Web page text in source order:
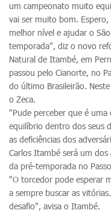
um campeonato muito
vai ser muito bom.
melhor nível e ajudar o
temporada", diz o novo
Natural de Itambé, em
passou pelo Cianorte, no
do último Brasileirão.
o Zeca.
"Pude perceber que é
equilíbrio dentro dos seus
as deficiências dos
Carlos Itambé será um
da pré-temporada no
"O torcedor pode esperar
a sempre buscar as
desafio", avisa o Itambé.